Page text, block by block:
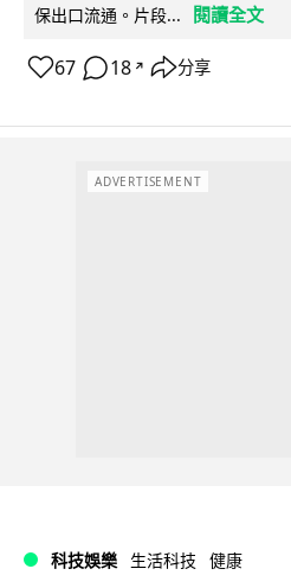
保出口流通。片段...
閱讀全文
67 18 ↗ 分享
ADVERTISEMENT
科技娛樂 生活科技 健康